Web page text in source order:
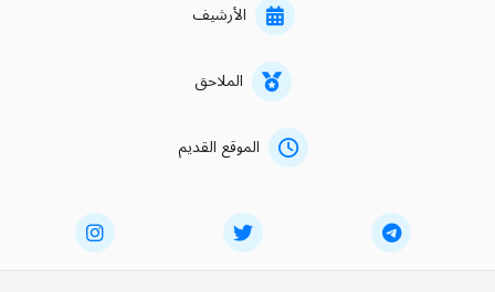
الأرشيف
الملاحق
الموقع القديم